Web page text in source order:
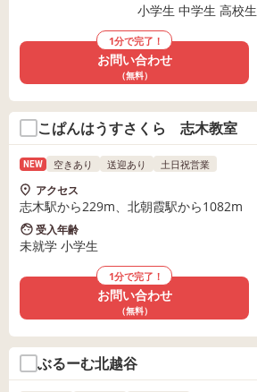
小学生 中学生 高校生
1分で完了！
お問い合わせ
（無料）
こぱんはうすさくら 志木教室
NEW 空きあり 送迎あり 土日祝営業
アクセス
志木駅から229m、北朝霞駅から1082m
受入年齢
未就学 小学生
1分で完了！
お問い合わせ
（無料）
ぶるーむ北越谷